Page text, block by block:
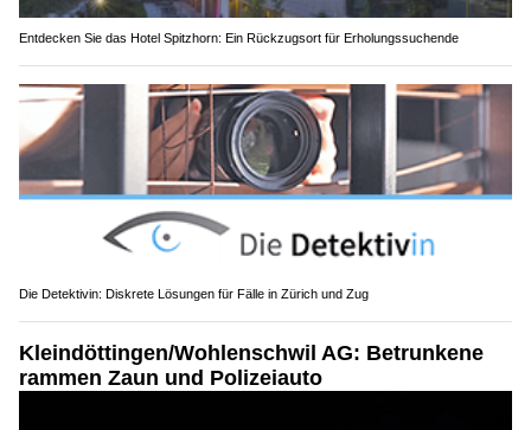
Entdecken Sie das Hotel Spitzhorn: Ein Rückzugsort für Erholungssuchende
Die Detektivin: Diskrete Lösungen für Fälle in Zürich und Zug
Kleindöttingen/Wohlenschwil AG: Betrunkene
rammen Zaun und Polizeiauto